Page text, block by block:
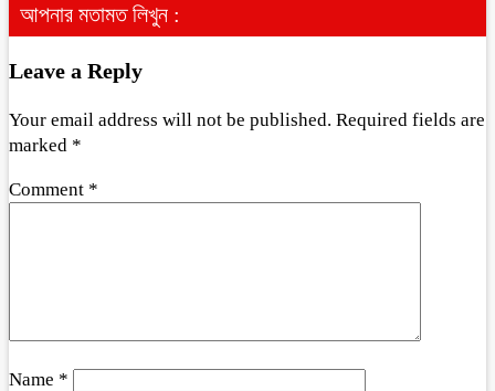
আপনার মতামত লিখুন :
Leave a Reply
Your email address will not be published. Required fields are
marked *
Comment *
Name *